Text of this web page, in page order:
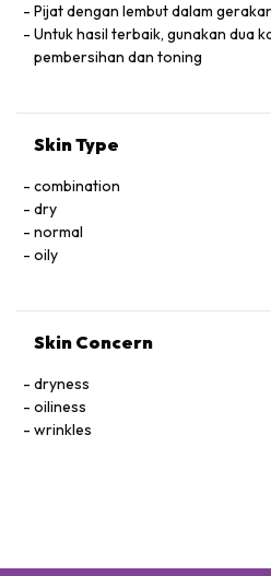
Pijat dengan lembut dalam
Untuk hasil terbaik, gunakan dua
pembersihan dan toning
Skin Type
combination
dry
normal
oily
Skin Concern
dryness
oiliness
wrinkles